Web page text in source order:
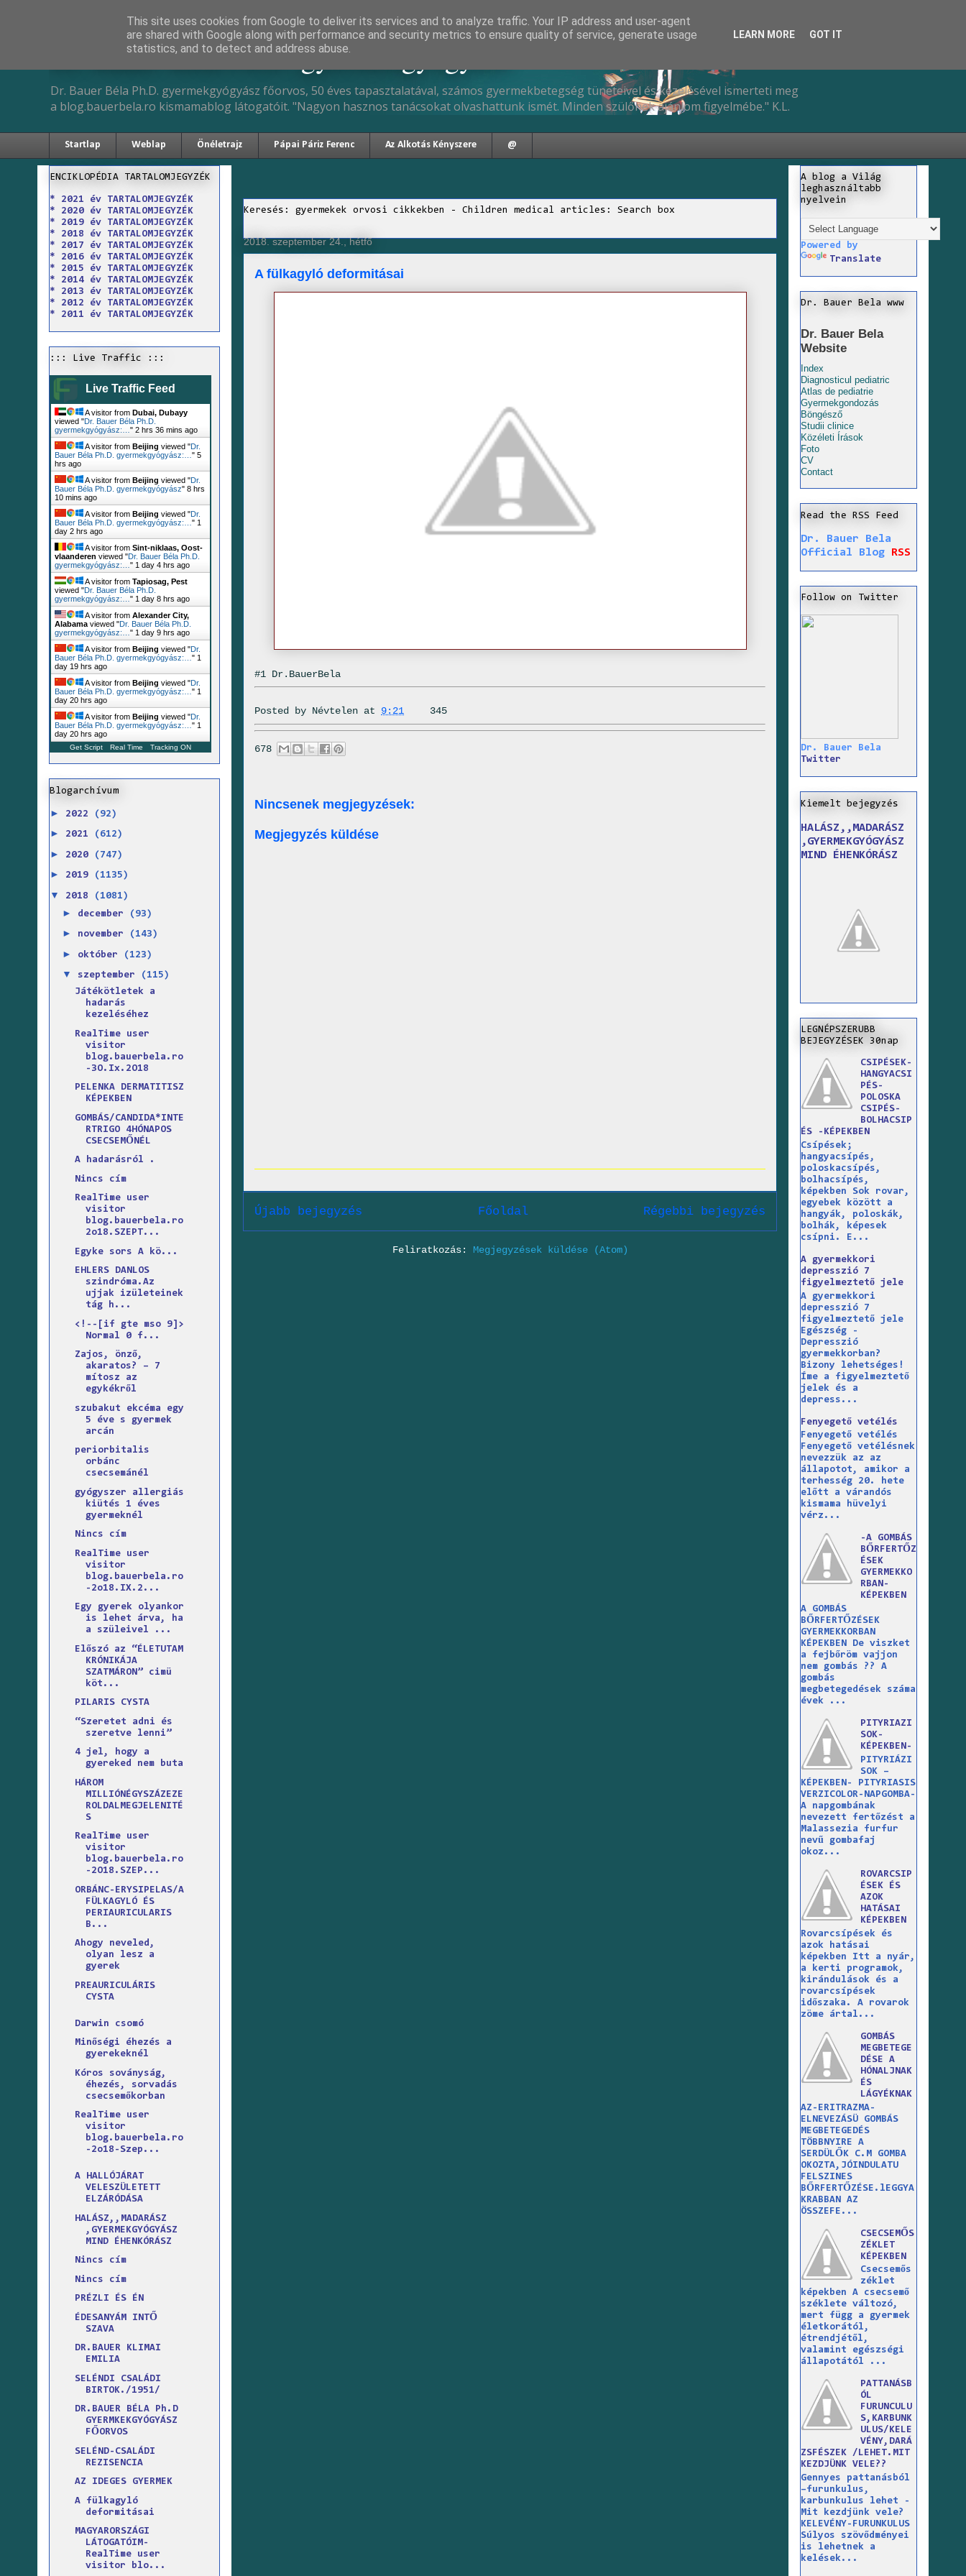
Dr. Bauer Béla Ph.D. gyermekgyógyász
Dr. Bauer Béla Ph.D. gyermekgyógyász főorvos, 50 éves tapasztalatával, számos gyermekbetegség tüneteivel és kezelésével ismerteti meg
a blog.bauerbela.ro kismamablog látogatóit. "Nagyon hasznos tanácsokat olvashattunk ismét. Minden szülőnek ajánlom figyelmébe." K.L.
Startlap Weblap Önéletrajz Pápai Páriz Ferenc Az Alkotás Kényszere @
Keresés: gyermekek orvosi cikkekben - Children medical articles: Search box
2018. szeptember 24., hétfő
A fülkagyló deformitásai
#1 Dr.BauerBela
Posted by Névtelen at 9:21 345
678
Nincsenek megjegyzések:
Megjegyzés küldése
Újabb bejegyzés Régebbi bejegyzés
Főoldal
Feliratkozás: Megjegyzések küldése (Atom)
ENCIKLOPÉDIA TARTALOMJEGYZÉK
* 2021 év TARTALOMJEGYZÉK
* 2020 év TARTALOMJEGYZÉK
* 2019 év TARTALOMJEGYZÉK
* 2018 év TARTALOMJEGYZÉK
* 2017 év TARTALOMJEGYZÉK
* 2016 év TARTALOMJEGYZÉK
* 2015 év TARTALOMJEGYZÉK
* 2014 év TARTALOMJEGYZÉK
* 2013 év TARTALOMJEGYZÉK
* 2012 év TARTALOMJEGYZÉK
* 2011 év TARTALOMJEGYZÉK
::: Live Traffic :::
Live Traffic Feed
A visitor from Dubai, Dubayy
viewed "Dr. Bauer Béla Ph.D.
gyermekgyógyász:… " 2 hrs 36 mins ago
A visitor from Beijing viewed "Dr.
Bauer Béla Ph.D. gyermekgyógyász:… " 5
hrs ago
A visitor from Beijing viewed "Dr.
Bauer Béla Ph.D. gyermekgyógyász" 8 hrs
10 mins ago
A visitor from Beijing viewed "Dr.
Bauer Béla Ph.D. gyermekgyógyász:… " 1
day 2 hrs ago
A visitor from Sint-niklaas, Oost-
vlaanderen viewed "Dr. Bauer Béla Ph.D.
gyermekgyógyász:… " 1 day 4 hrs ago
A visitor from Tapiosag, Pest
viewed "Dr. Bauer Béla Ph.D.
gyermekgyógyász:… " 1 day 8 hrs ago
A visitor from Alexander City,
Alabama viewed "Dr. Bauer Béla Ph.D.
gyermekgyógyász:… " 1 day 9 hrs ago
A visitor from Beijing viewed "Dr.
Bauer Béla Ph.D. gyermekgyógyász:… " 1
day 19 hrs ago
A visitor from Beijing viewed "Dr.
Bauer Béla Ph.D. gyermekgyógyász:… " 1
day 20 hrs ago
A visitor from Beijing viewed "Dr.
Bauer Béla Ph.D. gyermekgyógyász:… " 1
day 20 hrs ago
Get Script Real Time Tracking ON
Blogarchívum
► 2022 (92)
► 2021 (612)
► 2020 (747)
► 2019 (1135)
▼ 2018 (1081)
► december (93)
► november (143)
► október (123)
▼ szeptember
(115)
Játékötletek a
hadarás
kezeléséhez
RealTime user
visitor
blog.bauerbela.ro
-3O.Ix.2O18
PELENKA DERMATITISZ
KÉPEKBEN
GOMBÁS/CANDIDA*INTE
RTRIGO 4HÓNAPOS
CSECSEMŐNÉL
A hadarásról .
Nincs cím
RealTime user
visitor
blog.bauerbela.ro
2o18.SZEPT...
Egyke sors A kö...
EHLERS DANLOS
szindróma.Az
ujjak izületeinek
tág h...
<!--[if gte mso 9]>
Normal 0 f...
Zajos, önző,
akaratos? – 7
mítosz az
egykékről
szubakut ekcéma egy
5 éve s gyermek
arcán
periorbitalis
orbánc
csecsemánél
gyógyszer allergiás
kiütés 1 éves
gyermeknél
Nincs cím
RealTime user
visitor
blog.bauerbela.ro
-2o18.IX.2...
Egy gyerek olyankor
is lehet árva, ha
a szüleivel ...
Előszó az “ÉLETUTAM
KRÓNIKÁJA
SZATMÁRON” cimü
köt...
PILARIS CYSTA
“Szeretet adni és
szeretve lenni”
4 jel, hogy a
gyereked nem buta
HÁROM
MILLIÓNÉGYSZÁZEZE
ROLDALMEGJELENITÉ
S
RealTime user
visitor
blog.bauerbela.ro
-2O18.SZEP...
ORBÁNC-ERYSIPELAS/A
FÜLKAGYLÓ ÉS
PERIAURICULARIS
B...
Ahogy neveled,
olyan lesz a
gyerek
PREAURICULÁRIS
CYSTA
Darwin csomó
Minőségi éhezés a
gyerekeknél
Kóros soványság,
éhezés, sorvadás
csecsemőkorban
RealTime user
visitor
blog.bauerbela.ro
-2o18-Szep...
A HALLÓJÁRAT
VELESZÜLETETT
ELZÁRÓDÁSA
HALÁSZ,,MADARÁSZ
,GYERMEKGYÓGYÁSZ
MIND ÉHENKÓRÁSZ
Nincs cím
Nincs cím
PRÉZLI ÉS ÉN
ÉDESANYÁM INTŐ
SZAVA
DR.BAUER KLIMAI
EMILIA
SELÉNDI CSALÁDI
BIRTOK./1951/
DR.BAUER BÉLA Ph.D
GYERMKEKGYÓGYÁSZ
FŐORVOS
SELÉND-CSALÁDI
REZISENCIA
AZ IDEGES GYERMEK
A fülkagyló
deformitásai
MAGYARORSZÁGI
LÁTOGATÓIM-
RealTime user
visitor blo...
A blog a Világ
leghasználtabb
nyelvein
Powered by
Translate
Dr. Bauer Bela www
Dr. Bauer Bela
Website
Index
Diagnosticul pediatric
Atlas de pediatrie
Gyermekgondozás
Böngésző
Studii clinice
Közéleti Írások
Foto
CV
Contact
Read the RSS Feed
Dr. Bauer Bela
Official Blog
RSS
Follow on Twitter
Dr. Bauer Bela
Twitter
Kiemelt bejegyzés
HALÁSZ,,MADARÁSZ
,GYERMEKGYÓGYÁSZ
MIND ÉHENKÓRÁSZ
LEGNÉPSZERUBB
BEJEGYZÉSEK 30nap
CSIPÉSEK-
HANGYACSI
PÉS-
POLOSKA
CSIPÉS-
BOLHACSIP
ÉS -KÉPEKBEN
Csípések;
hangyacsípés,
poloskacsípés,
bolhacsípés,
képekben Sok rovar,
egyebek között a
hangyák, poloskák,
bolhák, képesek
csípni. E...
A gyermekkori
depresszió 7
figyelmeztető jele
A gyermekkori
depresszió 7
figyelmeztető jele
Egészség -
Depresszió
gyermekkorban?
Bizony lehetséges!
Íme a figyelmeztető
jelek és a
depress...
Fenyegető vetélés
Fenyegető vetélés
Fenyegető vetélésnek
nevezzük az az
állapotot, amikor a
terhesség 20. hete
előtt a várandós
kismama hüvelyi
vérz...
-A GOMBÁS
BŐRFERTŐZ
ÉSEK
GYERMEKKO
RBAN-
KÉPEKBEN
A GOMBÁS
BŐRFERTŐZÉSEK
GYERMEKKORBAN
KÉPEKBEN De viszket
a fejbőröm vajjon
nem gombás ?? A
gombás
megbetegedések száma
évek ...
PITYRIAZI
SOK-
KÉPEKBEN-
PITYRIÁZI
SOK –
KÉPEKBEN- PITYRIASIS
VERZICOLOR-NAPGOMBA-
A napgombának
nevezett fertőzést a
Malassezia furfur
nevű gombafaj
okoz...
ROVARCSIP
ÉSEK ÉS
AZOK
HATÁSAI
KÉPEKBEN
Rovarcsípések és
azok hatásai
képekben Itt a nyár,
a kerti programok,
kirándulások és a
rovarcsípések
időszaka. A rovarok
zöme ártal...
GOMBÁS
MEGBETEGE
DÉSE A
HÓNALJNAK
ÉS
LÁGYÉKNAK
AZ-ERITRAZMA-
ELNEVEZÁSÜ GOMBÁS
MEGBETEGEDÉS
TÖBBNYIRE A
SERDÜLŐK C.M GOMBA
OKOZTA,JÓINDULATU
FELSZINES
BŐRFERTŐZÉSE.lEGGYA
KRABBAN AZ
ÖSSZEFE...
CSECSEMŐS
ZÉKLET
KÉPEKBEN
Csecsemős
zéklet
képekben A csecsemő
széklete változó,
mert függ a gyermek
életkorától,
étrendjétől,
valamint egészségi
állapotától ...
PATTANÁSB
ÓL
FURUNCULU
S,KARBUNK
ULUS/KELE
VÉNY,DARÁ
ZSFÉSZEK /LEHET.MIT
KEZDJÜNK VELE??
Gennyes pattanásból
–furunkulus,
karbunkulus lehet -
Mit kezdjünk vele?
KELEVÉNY-FURUNKULUS
Súlyos szövődményei
is lehetnek a
kelések...
This site uses cookies from Google to deliver its services and to analyze traffic. Your IP address and user-agent
are shared with Google along with performance and security metrics to ensure quality of service, generate usage
statistics, and to detect and address abuse.
LEARN MORE GOT IT